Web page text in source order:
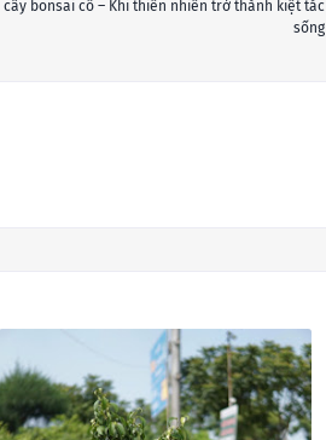
bonsai cổ – Khi thiên nhiên trở thành kiệt tác
sống